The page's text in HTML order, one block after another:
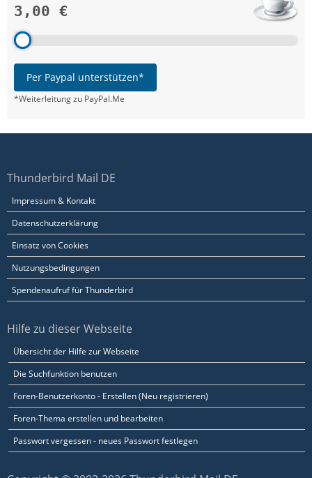
3,00 €
Per Paypal unterstützen*
*Weiterleitung zu PayPal.Me
Thunderbird Mail DE
Impressum & Kontakt
Datenschutzerklärung
Einsatz von Cookies
Nutzungsbedingungen
Spendenaufruf für Thunderbird
Hilfe zu dieser Webseite
Übersicht der Hilfe zur Webseite
Die Suchfunktion benutzen
Foren-Benutzerkonto - Erstellen (Neu registrieren)
Foren-Thema erstellen und bearbeiten
Passwort vergessen - neues Passwort festlegen